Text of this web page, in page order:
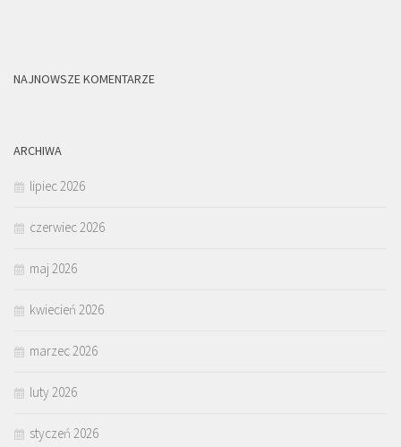
NAJNOWSZE KOMENTARZE
ARCHIWA
lipiec 2026
czerwiec 2026
maj 2026
kwiecień 2026
marzec 2026
luty 2026
styczeń 2026